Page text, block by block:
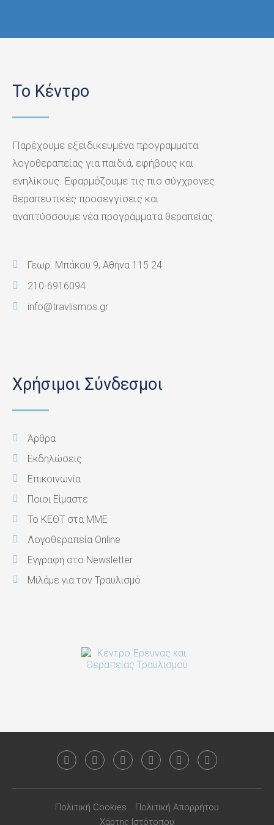
Το Κέντρο
Παρέχουμε εξειδικευμένα προγραμματα
λογοθεραπείας για παιδιά, εφήβους και
ενηλίκους. Εφαρμόζουμε τις πιο σύγχρονες
θεραπευτικές προσεγγίσεις και
αναπτύσσουμε νέα προγράμματα θεραπείας.
Γεωρ. Μπάκου 9, Αθήνα 115 24
210-6916094
info@travlismos.gr
Χρήσιμοι Σύνδεσμοι
Άρθρα
Εκδηλώσεις
Επικοινωνία
Ποιοι Είμαστε
Το ΚΕΘΤ στα ΜΜΕ
Λογοθεραπεία Online
Εγγραφή στο Newsletter
Μιλάμε για τον Τραυλισμό
Πολιτική Cookies
Πολιτική Απορρήτου
Χάρτης Ιστότοπου